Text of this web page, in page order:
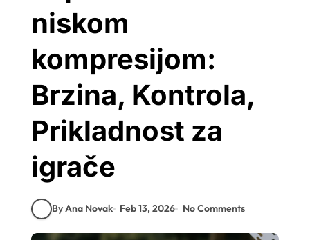
niskom
kompresijom:
Brzina, Kontrola,
Prikladnost za
igrače
By Ana Novak Feb 13, 2026 No Comments